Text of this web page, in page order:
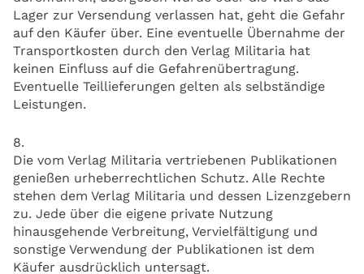
Lager zur Versendung verlassen hat, geht die Gefahr
auf den Käufer über. Eine eventuelle Übernahme der
Transportkosten durch den Verlag Militaria hat
keinen Einfluss auf die Gefahrenübertragung.
Eventuelle Teillieferungen gelten als selbständige
Leistungen.
8.
Die vom Verlag Militaria vertriebenen Publikationen
genießen urheberrechtlichen Schutz. Alle Rechte
stehen dem Verlag Militaria und dessen Lizenzgebern
zu. Jede über die eigene private Nutzung
hinausgehende Verbreitung, Vervielfältigung und
sonstige Verwendung der Publikationen ist dem
Käufer ausdrücklich untersagt.